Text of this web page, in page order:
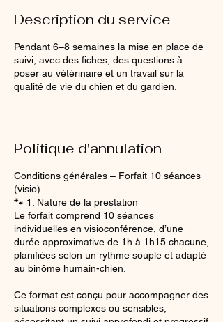
Description du service
Pendant 6–8 semaines la mise en place de
suivi, avec des fiches, des questions à
poser au vétérinaire et un travail sur la
qualité de vie du chien et du gardien.
Politique d'annulation
Conditions générales – Forfait 10 séances
(visio)
🐾 1. Nature de la prestation
Le forfait comprend 10 séances
individuelles en visioconférence, d’une
durée approximative de 1h à 1h15 chacune,
planifiées selon un rythme souple et adapté
au binôme humain-chien.
Ce format est conçu pour accompagner des
situations complexes ou sensibles,